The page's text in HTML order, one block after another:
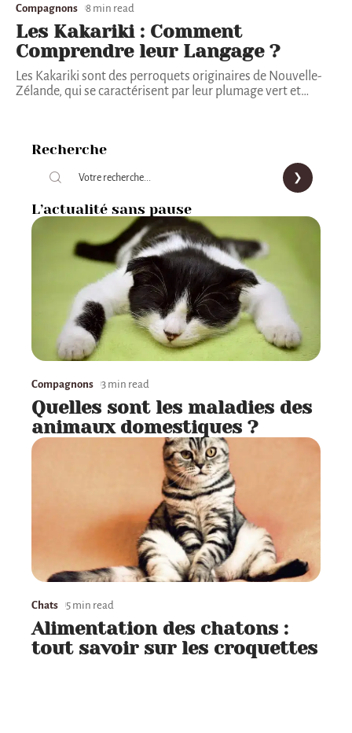
Compagnons 8 min read
Les Kakariki : Comment
Comprendre leur Langage ?
Les Kakariki sont des perroquets originaires de Nouvelle-
Zélande, qui se caractérisent par leur plumage vert et…
Recherche
L’actualité sans pause
Compagnons 3 min read
Quelles sont les maladies des
animaux domestiques ?
Chats 5 min read
Alimentation des chatons :
tout savoir sur les croquettes